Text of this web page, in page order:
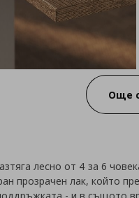
Още
лесно от 4 за 6
прозрачен лак, който